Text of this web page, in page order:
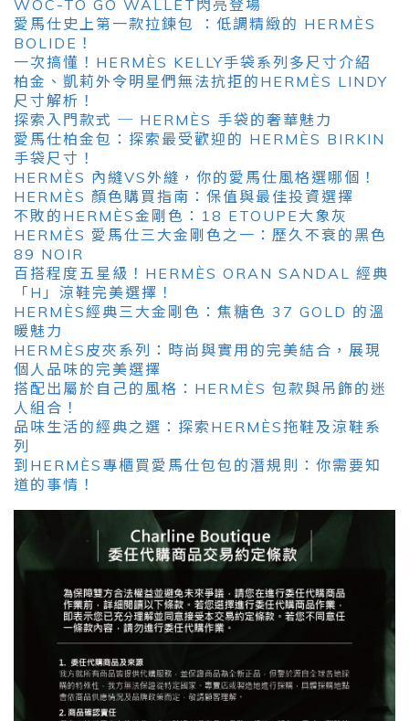
WOC-TO GO WALLET閃亮登場
愛馬仕史上第一款拉鍊包 ：低調精緻的 HERMÈS
BOLIDE！
一次搞懂！HERMÈS KELLY手袋系列多尺寸介紹
柏金、凱莉外令明星們無法抗拒的HERMÈS LINDY
尺寸解析！
探索入門款式 ─ HERMÈS 手袋的奢華魅力
愛馬仕柏金包：探索最受歡迎的 HERMÈS BIRKIN
手袋尺寸！
HERMÈS 內縫VS外縫，你的愛馬仕風格選哪個！
HERMÈS 顏色購買指南：保值與最佳投資選擇
不敗的HERMÈS金剛色：18 ETOUPE大象灰
HERMÈS 愛馬仕三大金剛色之一：歷久不衰的黑色
89 NOIR
百搭程度五星級！HERMÈS ORAN SANDAL 經典
「H」涼鞋完美選擇！
HERMÈS經典三大金剛色：焦糖色 37 GOLD 的溫
暖魅力
HERMÈS皮夾系列：時尚與實用的完美結合，展現
個人品味的完美選擇
搭配出屬於自己的風格：HERMÈS 包款與吊飾的迷
人組合！
品味生活的經典之選：探索HERMÈS拖鞋及涼鞋系
列
到HERMÈS專櫃買愛馬仕包包的潛規則：你需要知
道的事情！